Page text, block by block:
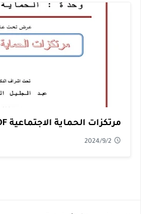
مرتكزات الحماية الاجتماعية PDF
2024/9/2